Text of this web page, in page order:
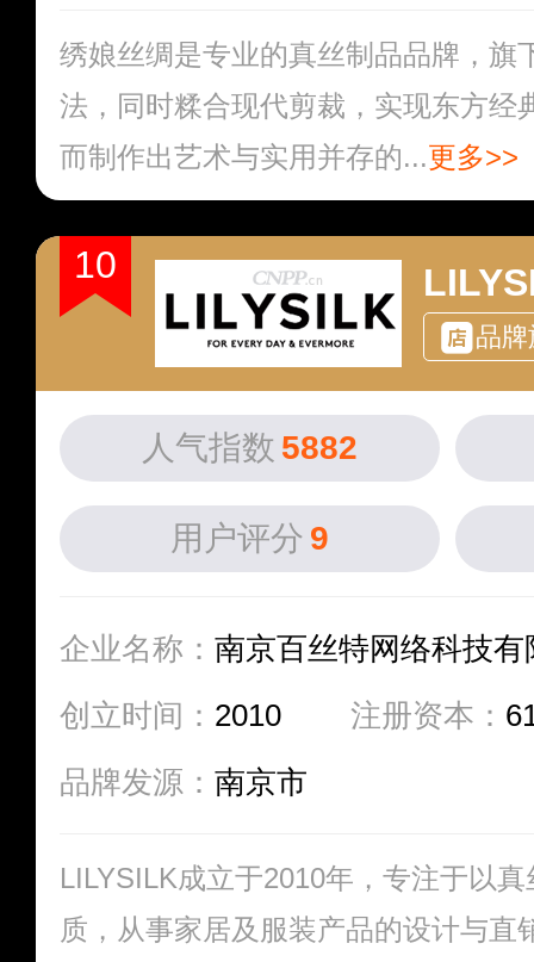
绣娘丝绸是专业的真丝制品品牌，旗
法，同时糅合现代剪裁，实现东方经
而制作出艺术与实用并存的...更多>>
10
品
人气指数 5882
用户评分 9
企业名称： 南京百丝特网络科技有
创立时间： 2010 注册资本：
品牌发源： 南京市
LILYSILK成立于2010年，专注于以
质，从事家居及服装产品的设计与直